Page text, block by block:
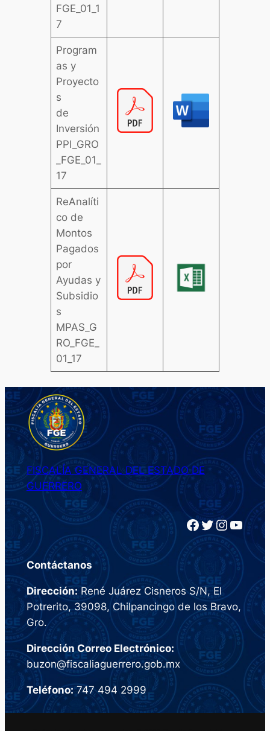
FGE_01_1
7
Program
as y
Proyecto
s
de
Inversión
PPI_GRO
_FGE_01_
17
ReAnalíti
co de
Montos
Pagados
por
Ayudas y
Subsidio
s
MPAS_G
RO_FGE_
01_17
FISCALÍA GENERAL DEL ESTADO DE
GUERRERO
Facebook Twitter InstagramYouTube
Contáctanos
Dirección: René Juárez Cisneros S/N, El
Potrerito, 39098, Chilpancingo de los Bravo,
Gro.
Dirección Correo Electrónico:
buzon@fiscaliaguerrero.gob.mx
Teléfono:747 494 2999